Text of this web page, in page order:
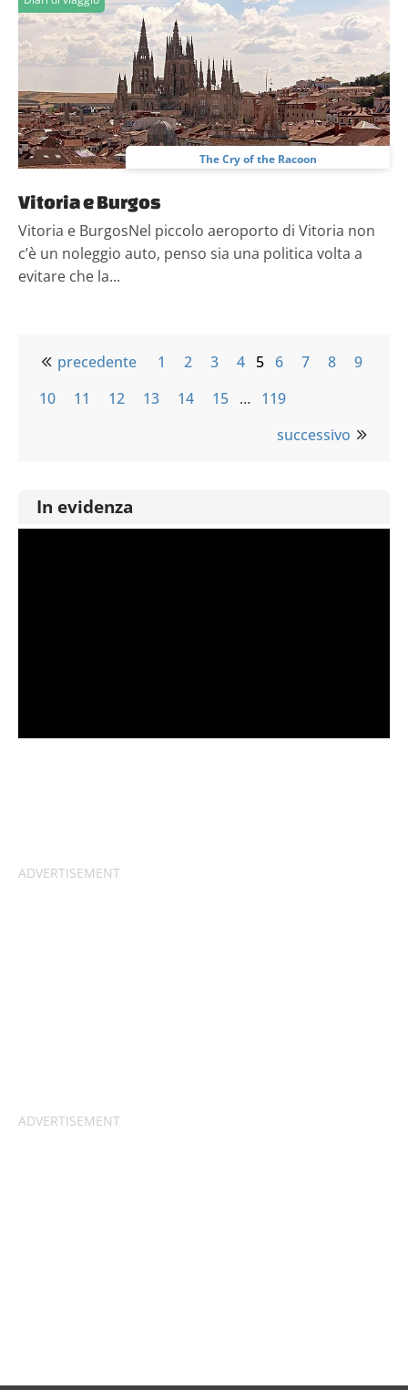
The Cry of the Racoon
Vitoria e Burgos
Vitoria e BurgosNel piccolo aeroporto di Vitoria non
c’è un noleggio auto, penso sia una politica volta a
evitare che la...
precedente 1 2 3 4 5 6 7 8
9
10
11 12 13 14 15 … 119
successivo
In evidenza